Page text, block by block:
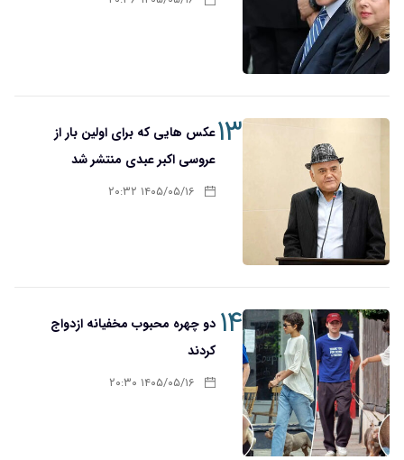
۱۳عکس هایی که برای اولین بار از
عروسی اکبر عبدی منتشر شد
۱۴۰۵/۰۵/۱۶ ۲۰:۳۲
۱۴ دو چهره محبوب مخفیانه ازدواج
کردند
۱۴۰۵/۰۵/۱۶ ۲۰:۳۰